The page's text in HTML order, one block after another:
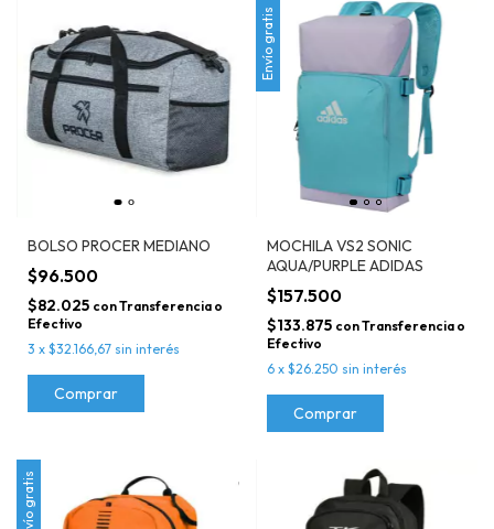
BOLSO PROCER MEDIANO
$96.500
$82.025 conTransferencia o
Efectivo
3 x $32.166,67 sin interés
Comprar
Envío gratis
MOCHILA VS2 SONIC
AQUA/PURPLE ADIDAS
$157.500
$133.875 conTransferencia o
Efectivo
6 x $26.250 sin interés
Comprar
Envío gratis